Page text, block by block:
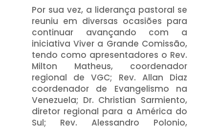
Por sua vez, a liderança pastoral se
reuniu em diversas ocasiões para
continuar avançando com a
iniciativa Viver a Grande Comissão,
tendo como apresentadores o Rev.
Milton Matheus, coordenador
regional de VGC; Rev. Allan Diaz
coordenador de Evangelismo na
Venezuela; Dr. Christian Sarmiento,
diretor regional para a América do
Sul; Rev. Alessandro Polonio,